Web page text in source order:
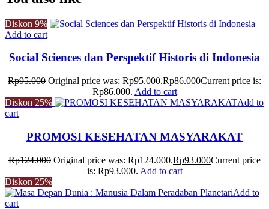
Diskon 9%
Add to cart
Social Sciences dan Perspektif Historis di Indonesia
Rp95.000 Original price was: Rp95.000.Rp86.000Current price is:
Rp86.000. Add to cart
Diskon 25%
Add to
cart
PROMOSI KESEHATAN MASYARAKAT
Rp124.000 Original price was: Rp124.000.Rp93.000Current price
is: Rp93.000. Add to cart
Diskon 25%
Add to
cart